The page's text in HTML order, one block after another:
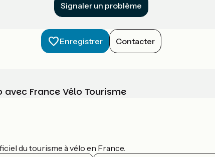
Signaler un problème
Enregistrer Contacter
avec France Vélo Tourisme
du tourisme à vélo en France.